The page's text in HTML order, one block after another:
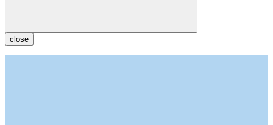
close